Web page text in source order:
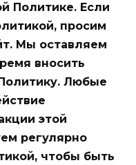
Политике. Если
просим
Мы оставляем
вносить
Любые
этой
регулярно
чтобы быть